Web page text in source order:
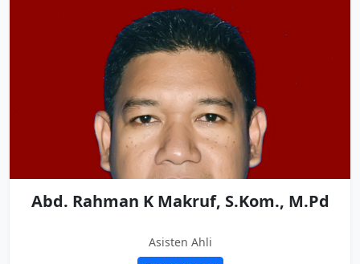
Abd. Rahman K Makruf, S.Kom., M.Pd
Asisten Ahli